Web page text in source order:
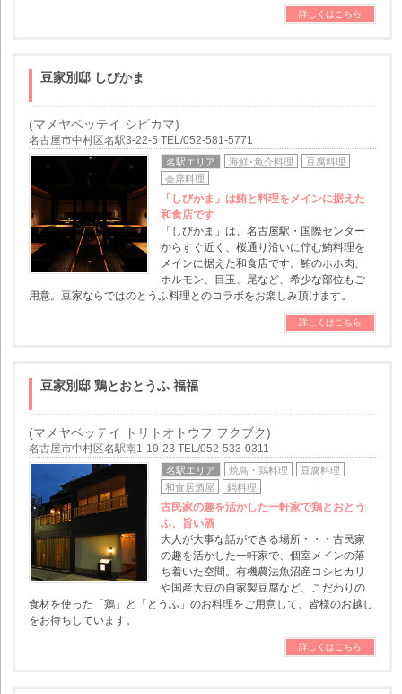
詳しくはこちら
豆家別邸 しびかま
(マメヤベッテイ シビカマ)
名古屋市中村区名駅3-22-5 TEL/052-581-5771
名駅エリア 海鮮･魚介料理
豆腐料理
会席料理
「しびかま」は鮪と料理をメインに据えた
和食店です
「しびかま」は、名古屋駅・国際センター
からすぐ近く、桜通り沿いに佇む鮪料理を
メインに据えた和食店です。鮪のホホ肉、
ホルモン、目玉、尾など、希少な部位もご
用意。豆家ならではのとうふ料理とのコラボをお楽しみ頂けます。
詳しくはこちら
豆家別邸 鶏とおとうふ 福福
(マメヤベッテイ トリトオトウフ フクブク)
名古屋市中村区名駅南1-19-23 TEL/052-533-0311
名駅エリア 焼鳥・鶏料理
豆腐料理
和食居酒屋
鍋料理
古民家の趣を活かした一軒家で鶏とおとう
ふ、旨い酒
大人が大事な話ができる場所・・・古民家
の趣を活かした一軒家で、個室メインの落
ち着いた空間。有機農法魚沼産コシヒカリ
や国産大豆の自家製豆腐など、こだわりの
食材を使った「鶏」と「とうふ」のお料理をご用意して、皆様のお越し
をお待ちしています。
詳しくはこちら